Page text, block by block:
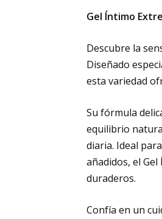
Gel Íntimo
Descubre la
Diseñado
esta variedad
Su fórmula
equilibrio
diaria. Ideal
añadidos, el
duraderos.
Confía en un